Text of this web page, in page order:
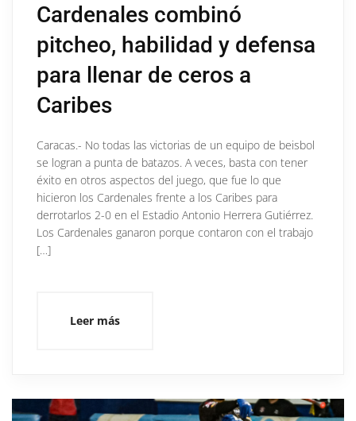
Cardenales combinó
pitcheo, habilidad y defensa
para llenar de ceros a
Caribes
Caracas.- No todas las victorias de un equipo de beisbol
se logran a punta de batazos. A veces, basta con tener
éxito en otros aspectos del juego, que fue lo que
hicieron los Cardenales frente a los Caribes para
derrotarlos 2-0 en el Estadio Antonio Herrera Gutiérrez.
Los Cardenales ganaron porque contaron con el trabajo
[…]
Leer más